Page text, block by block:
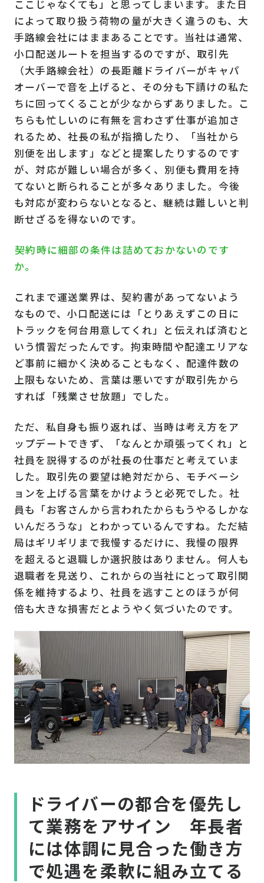
ここじゃなくても」と思ってしまいます。また日
によって取り扱う荷物の量が大きく違うのも、大
手路線会社にはままあることです。当社は通常、
小口配送ルートを担当するのですが、取引先
（大手路線会社）の長距離ドライバーがキャパ
オーバーで音を上げると、その分も下請けの私た
ちに回ってくることが少なからずありました。こ
ちらも忙しいのに有無を言わさず仕事が追加さ
れるため、社長の私が指摘したり、「当社から
別便を出します」などと提案したりするのです
が、対応が難しい場合が多く、別便も費用を持
てないと断られることが多々ありました。今後
も対応が変わらないとなると、継続は難しいと判
断せざるを得ないのです。
――契約時に細部の条件は詰めておかないのです
か。
これまで運送業界は、契約書があってないよう
なもので、小口配送には「とりあえずこの日に
トラックを何台用意してくれ」と伝えれば済むと
いう慣習だったんです。拘束時間や配達エリアな
ど事前に細かく決めることもなく、配達件数の
上限もないため、言葉は悪いですが取引先から
すれば「残業させ放題」でした。
ただ、私自身も振り返れば、当時は考え方をア
ップデートできず、「なんとか頑張ってくれ」と
社員を説得するのが社長の仕事だと考えていま
した。取引先の要望は絶対だから、モチベーシ
ョンを上げる言葉をかけようと必死でした。社
員も「お客さんから言われたからもうやるしかな
いんだろうな」とわかっているんですね。ただ結
局はギリギリまで我慢するだけに、我慢の限界
を超えると退職しか選択肢はありません。何人も
退職者を見送り、これからの当社にとって取引関
係を維持するより、社員を逃すことのほうが何
倍も大きな損害だとようやく気づいたのです。
ドライバーの都合を優先し
て業務をアサイン 年長者
には体調に見合った働き方
で処遇を柔軟に組み立てる